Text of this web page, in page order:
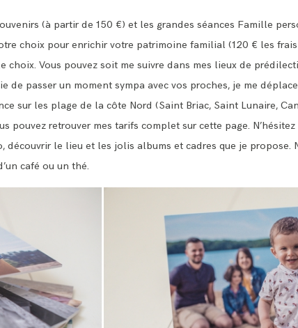
(à partir de 150 €) et les grandes séances Famille
choix pour enrichir votre patrimoine familial (120 € les
choix. Vous pouvez soit me suivre dans mes lieux de
de passer un moment sympa avec vos proches, je me
sur les plage de la côte Nord (Saint Briac, Saint Lunaire,
pouvez retrouver mes tarifs complet surcette page.
le lieu et les jolis albums et cadres que je propose.
café ou un thé.